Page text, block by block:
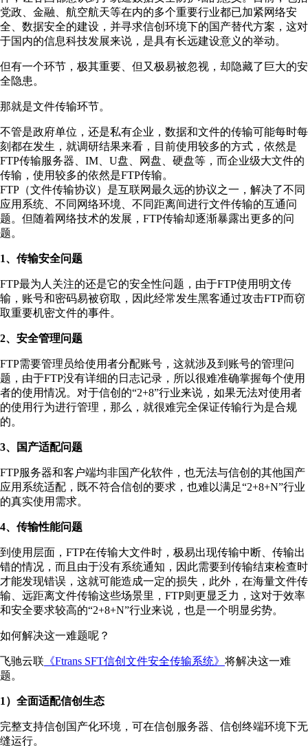
党政、金融、航空航天等在内的多个重要行业都已加紧网络安
全、数据安全的建设，并寻求信创环境下的国产替代方案，这对
于国内的信息科技发展来说，是具有长远建设意义的举动。
但有一个环节，极其重要、但又极易被忽视，却隐藏了巨大的安
全隐患。
那就是文件传输环节。
不管是政府单位，还是私有企业，数据和文件的传输可能每时每
刻都在发生，就调研结果来看，目前使用较多的方式，依然是
FTP传输服务器、IM、U盘、网盘、硬盘等，而企业级大文件的
传输，使用较多的依然是FTP传输。
FTP（文件传输协议）是互联网最久远的协议之一，解决了不同
应用系统、不同网络环境、不同距离间进行文件传输的互通问
题。但随着网络技术的发展，FTP传输却逐渐暴露出更多的问
题。
1、传输安全问题
FTP最为人关注的还是它的安全性问题，由于FTP使用明文传
输，账号和密码易被窃取，因此经常发生黑客通过攻击FTP而窃
取重要机密文件的事件。
2、安全管理问题
FTP需要管理员给使用者分配账号，这就涉及到账号的管理问
题，由于FTP没有详细的日志记录，所以很难准确掌握每个使用
者的使用情况。对于信创的“2+8”行业来说，如果无法对使用者
的使用行为进行管理，那么，就很难完全保证传输行为是合规
的。
3、国产适配问题
FTP服务器和客户端均非国产化软件，也无法与信创的其他国产
应用系统适配，既不符合信创的要求，也难以满足“2+8+N”行业
的真实使用需求。
4、传输性能问题
到使用层面，FTP在传输大文件时，极易出现传输中断、传输出
错的情况，而且由于没有系统通知，因此需要到传输结束检查时
才能发现错误，这就可能造成一定的损失，此外，在海量文件传
输、远距离文件传输这些场景里，FTP则更显乏力，这对于效率
和安全要求较高的“2+8+N”行业来说，也是一个明显劣势。
如何解决这一难题呢？
飞驰云联 《Ftrans SFT信创文件安全传输系统》 将解决这一难
题。
1）全面适配信创生态
完整支持信创国产化环境，可在信创服务器、信创终端环境下无
缝运行。